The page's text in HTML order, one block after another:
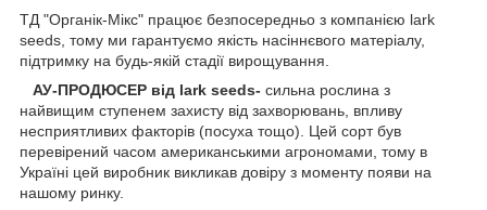
ТД "Органік-Мікс" працює безпосередньо з компанією lark
seeds, тому ми гарантуємо якість насіннєвого матеріалу,
підтримку на будь-якій стадії вирощування.
АУ-ПРОДЮСЕР від lark seeds- сильна рослина з
найвищим ступенем захисту від захворювань, впливу
несприятливих факторів (посуха тощо). Цей сорт був
перевірений часом американськими агрономами, тому в
Україні цей виробник викликав довіру з моменту появи на
нашому ринку.